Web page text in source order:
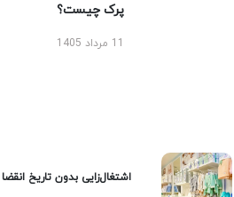
پرک چیست؟
11 مرداد 1405
اشتغال‌زایی بدون تاریخ انقضا